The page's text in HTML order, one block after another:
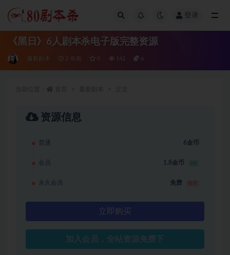
登录
《黑日》6人剧本杀电子版完整资源
最新剧本 2 年前 0 142 6
资源信息
普通 6金币
会员 1.8金币 3折
永久会员 免费
立即购买
加入会员，全站资源免费下